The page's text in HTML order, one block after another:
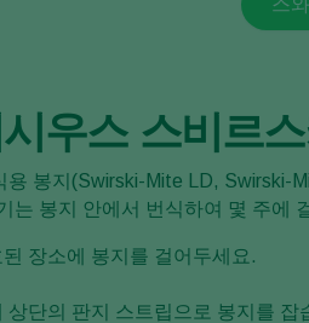
우스 스비르스
용 봉지(Swirski-Mite LD, Swirski-
는 봉지 안에서 번식하여 몇 주에
장소에 봉지를 걸어두세요.
단의 판지 스트립으로 봉지를 잡